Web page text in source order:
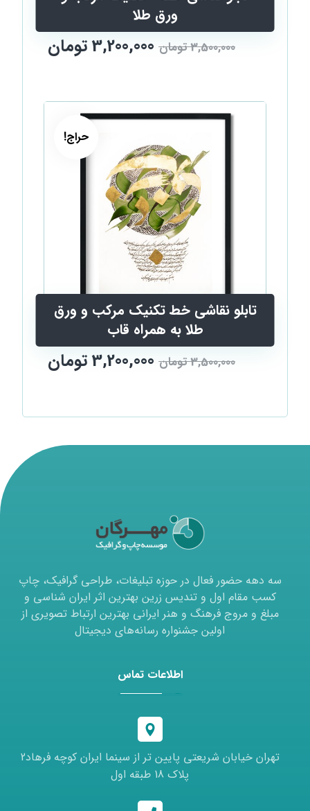
ورق طلا
3,500,000تومان 3,200,000تومان
تابلو نقاشی خط تکنیک مرکب و ورق
طلا به همراه قاب
3,500,000تومان 3,200,000تومان
حراج!
سه دهه حضور فعال در حوزه تبلیغات، طراحی گرافیک، چاپ
کسب مقام اول و تندیس زرین بهترین اثر ایران شناسی و
مبلغ و مروج فرهنگ و هنر ایرانی بهترین ارتباط تصویری از
اولین جشنواره رسانه‌های دیجیتال
اطلاعات تماس
تهران خیابان شریعتی پایین تر از سینما ایران کوچه فرهاد2
پلاک 18 طبقه اول